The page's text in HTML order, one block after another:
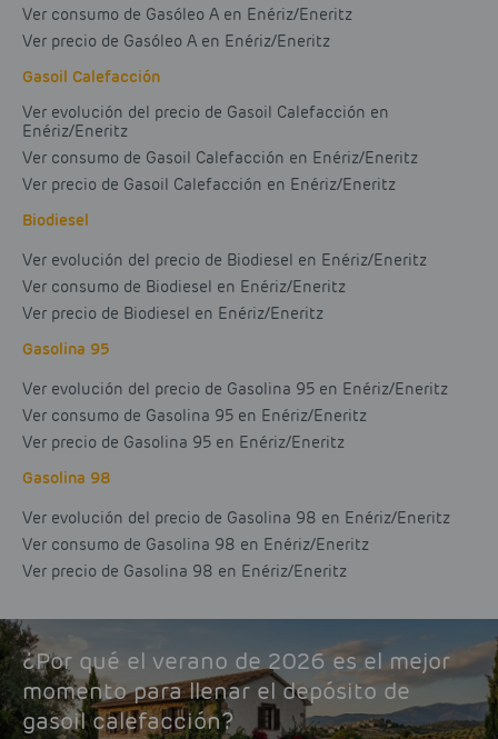
Ver consumo de Gasóleo A en Enériz/Eneritz
Ver precio de Gasóleo A en Enériz/Eneritz
Gasoil Calefacción
Ver evolución del precio de Gasoil Calefacción en
Enériz/Eneritz
Ver consumo de Gasoil Calefacción en Enériz/Eneritz
Ver precio de Gasoil Calefacción en Enériz/Eneritz
Biodiesel
Ver evolución del precio de Biodiesel en Enériz/Eneritz
Ver consumo de Biodiesel en Enériz/Eneritz
Ver precio de Biodiesel en Enériz/Eneritz
Gasolina 95
Ver evolución del precio de Gasolina 95 en Enériz/Eneritz
Ver consumo de Gasolina 95 en Enériz/Eneritz
Ver precio de Gasolina 95 en Enériz/Eneritz
Gasolina 98
Ver evolución del precio de Gasolina 98 en Enériz/Eneritz
Ver consumo de Gasolina 98 en Enériz/Eneritz
Ver precio de Gasolina 98 en Enériz/Eneritz
¿Por qué el verano de 2026 es el mejor
momento para llenar el depósito de
gasoil calefacción?